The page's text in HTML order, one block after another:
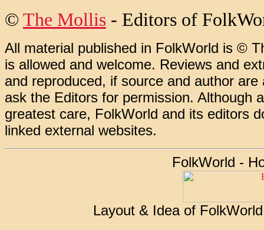
© The Mollis - Editors of
All material published in FolkWorld is ©
is allowed and welcome. Reviews and
and reproduced, if source and author
ask the Editors for permission. Although
greatest care, FolkWorld and its editors
linked external websites.
FolkWorld -
Layout & Idea of